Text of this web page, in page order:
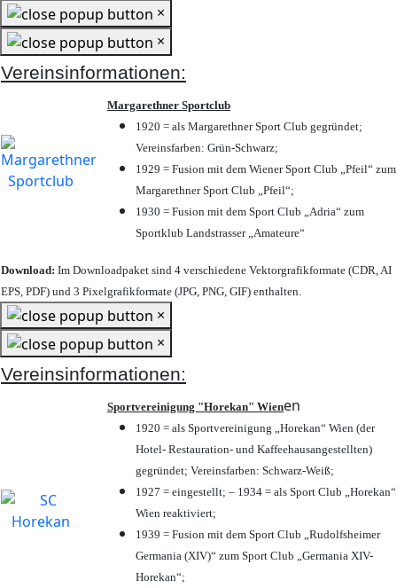
×
×
Vereinsinformationen:
Margarethner Sportclub
1920 = als Margarethner Sport Club gegründet;
Vereinsfarben: Grün-Schwarz;
1929 = Fusion mit dem Wiener Sport Club „Pfeil“ zum
Margarethner Sport Club „Pfeil“;
1930 = Fusion mit dem Sport Club „Adria“ zum
Sportklub Landstrasser „Amateure“
Download: Im Downloadpaket sind 4 verschiedene Vektorgrafikformate (CDR, AI
EPS, PDF) und 3 Pixelgrafikformate (JPG, PNG, GIF) enthalten.
×
×
Vereinsinformationen:
Sportvereinigung "Horekan" Wienen
1920 = als Sportvereinigung „Horekan“ Wien (der
Hotel- Restauration- und Kaffeehausangestellten)
gegründet; Vereinsfarben: Schwarz-Weiß;
1927 = eingestellt; – 1934 = als Sport Club „Horekan“
Wien reaktiviert;
1939 = Fusion mit dem Sport Club „Rudolfsheimer
Germania (XIV)“ zum Sport Club „Germania XIV-
Horekan“;